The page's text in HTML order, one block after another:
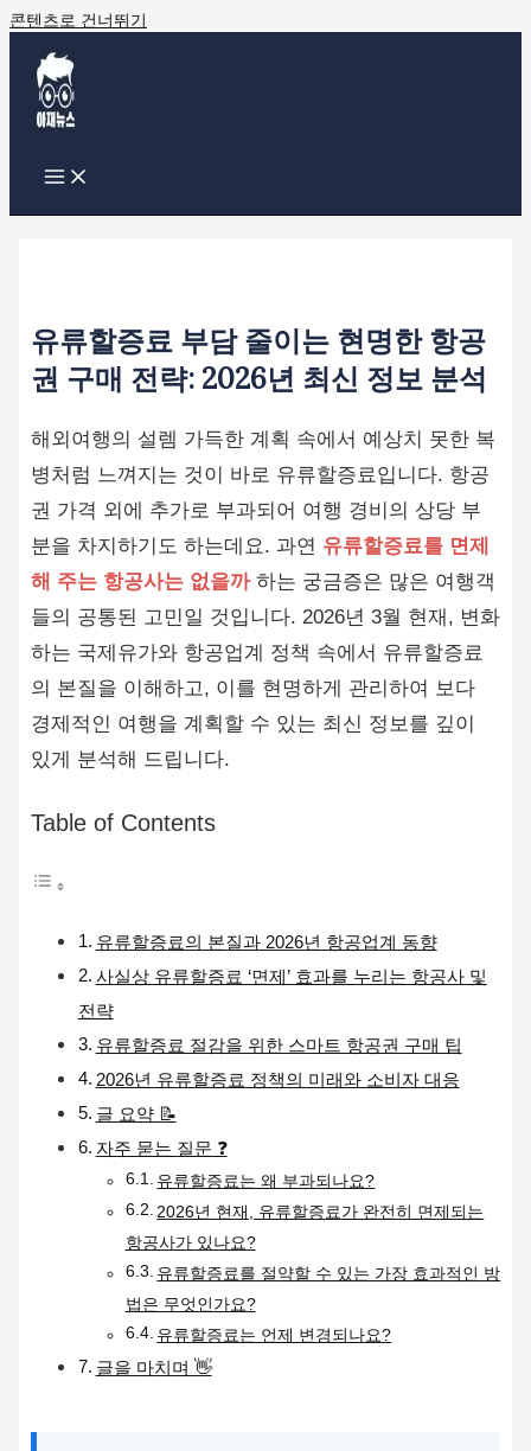
콘텐츠로 건너뛰기
유류할증료 부담 줄이는 현명한 항공
권 구매 전략: 2026년 최신 정보 분석
해외여행의 설렘 가득한 계획 속에서 예상치 못한 복
병처럼 느껴지는 것이 바로 유류할증료입니다. 항공
권 가격 외에 추가로 부과되어 여행 경비의 상당 부
분을 차지하기도 하는데요. 과연 유류할증료를 면제
해 주는 항공사는 없을까하는 궁금증은 많은 여행객
들의 공통된 고민일 것입니다. 2026년 3월 현재, 변화
하는 국제유가와 항공업계 정책 속에서 유류할증료
의 본질을 이해하고, 이를 현명하게 관리하여 보다
경제적인 여행을 계획할 수 있는 최신 정보를 깊이
있게 분석해 드립니다.
Table of Contents
유류할증료의 본질과 2026년 항공업계 동향
사실상 유류할증료 ‘면제’ 효과를 누리는 항공사 및
전략
유류할증료 절감을 위한 스마트 항공권 구매 팁
2026년 유류할증료 정책의 미래와 소비자 대응
글 요약 📝
자주 묻는 질문 ❓
유류할증료는 왜 부과되나요?
2026년 현재, 유류할증료가 완전히 면제되는
항공사가 있나요?
유류할증료를 절약할 수 있는 가장 효과적인 방
법은 무엇인가요?
유류할증료는 언제 변경되나요?
글을 마치며 👋